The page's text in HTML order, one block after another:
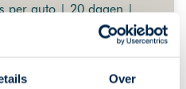
Over
per auto | 20 dagen |
of langer